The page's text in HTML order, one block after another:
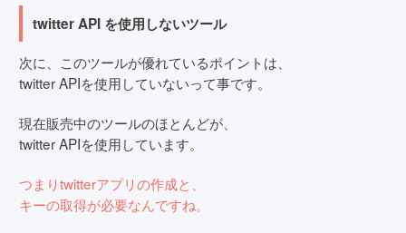
twitter API を使用しないツール
次に、このツールが優れているポイントは、
twitter APIを使用していないって事です。
現在販売中のツールのほとんどが、
twitter APIを使用しています。
つまりtwitterアプリの作成と、
キーの取得が必要なんですね。